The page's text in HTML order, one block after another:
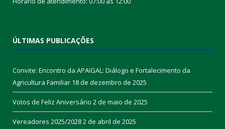
ÚLTIMAS PUBLICAÇÕES
Convite: Encontro da APAIGAL: Diálogo e Fortalecimento da
Agricultura Familiar 18 de dezembro de 2025
Votos de Feliz Aniversário 2 de maio de 2025
Vereadores 2025/20282 de abril de 2025